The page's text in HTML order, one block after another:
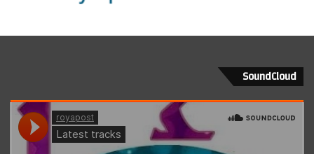
SoundCloud